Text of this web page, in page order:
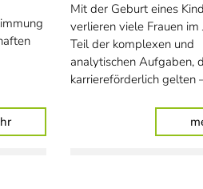
: Was Menschen in Niedersachsen
Mit der Geburt eines
verlieren viele Frauen im
Teil der komplexen und
analytischen Aufgaben,
karriereförderlich gelten